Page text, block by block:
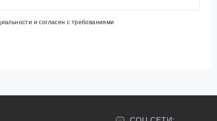
и согласен с требованиями